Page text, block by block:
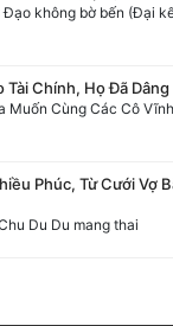
không bờ bến (Đại
Tài Chính, Họ Đã
Phúc, Từ Cưới Vợ
Du Du mang thai